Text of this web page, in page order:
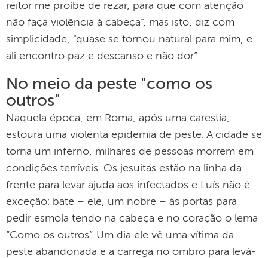
reitor me proíbe de rezar, para que com atenção
não faça violência à cabeça", mas isto, diz com
simplicidade, "quase se tornou natural para mim, e
ali encontro paz e descanso e não dor”.
No meio da peste "como os
outros"
Naquela época, em Roma, após uma carestia,
estoura uma violenta epidemia de peste. A cidade se
torna um inferno, milhares de pessoas morrem em
condições terríveis. Os jesuítas estão na linha da
frente para levar ajuda aos infectados e Luís não é
exceção: bate – ele, um nobre – às portas para
pedir esmola tendo na cabeça e no coração o lema
“Como os outros”. Um dia ele vê uma vítima da
peste abandonada e a carrega no ombro para levá-